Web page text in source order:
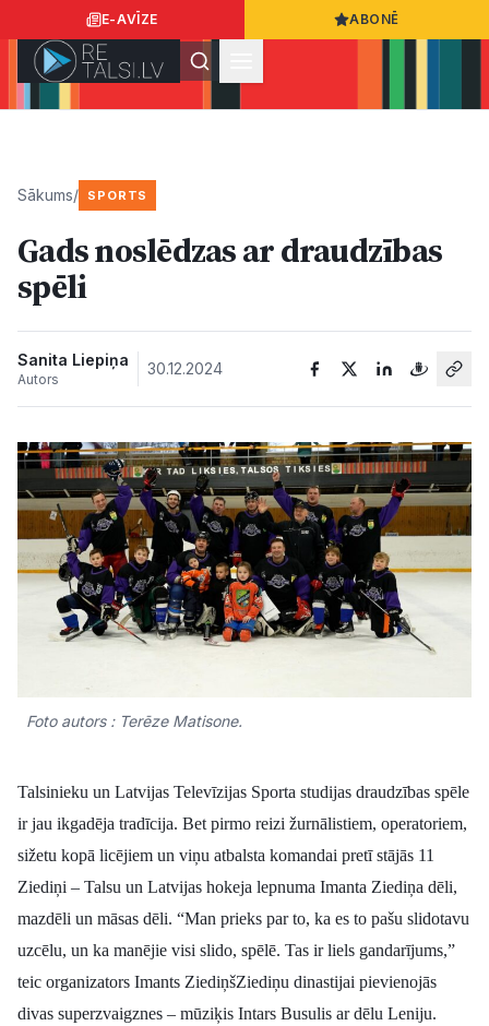
E-AVĪZE ABONĒ
Ziņas
Sports
Kultūra
Bizness
Vieta
Sludinājumi
Pasākumi
Reklāma
Politiskā reklāma
Sākums/ SPORTS
Gads noslēdzas ar draudzības
spēli
Sanita Liepiņa
Autors
30.12.2024
Foto autors : Terēze Matisone.
Talsinieku un Latvijas Televīzijas Sporta studijas draudzības spēle
ir jau ikgadēja tradīcija. Bet pirmo reizi žurnālistiem, operatoriem,
sižetu kopā licējiem un viņu atbalsta komandai pretī stājās 11
Ziediņi – Talsu un Latvijas hokeja lepnuma Imanta Ziediņa dēli,
mazdēli un māsas dēli. “Man prieks par to, ka es to pašu slidotavu
uzcēlu, un ka manējie visi slido, spēlē. Tas ir liels gandarījums,”
teic organizators Imants ZiediņšZiediņu dinastijai pievienojās
divas superzvaigznes – mūziķis Intars Busulis ar dēlu Leniju.